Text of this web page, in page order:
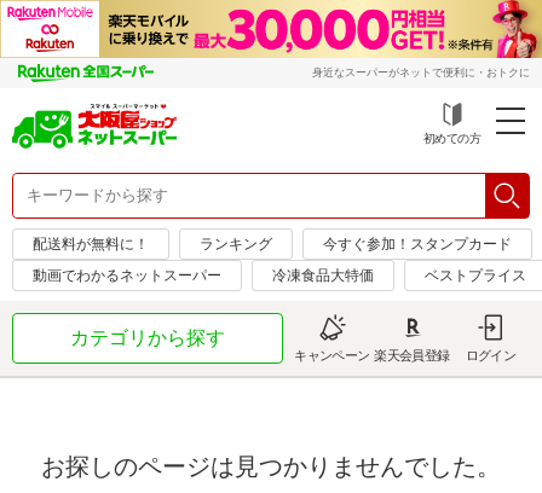
身近なスーパーがネットで便利に・おトクに
初めての方
配送料が無料に！ ランキング
今すぐ参加！スタンプカード
動画でわかるネットスーパー
冷凍食品大特価 ベストプライス
カテゴリから探す
キャンペーン 楽天会員登録 ログイン
お探しのページは見つかりませんでした。